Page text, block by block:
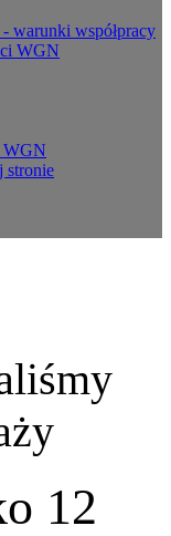
warunki współpracy
WGN
WGN
stronie
12